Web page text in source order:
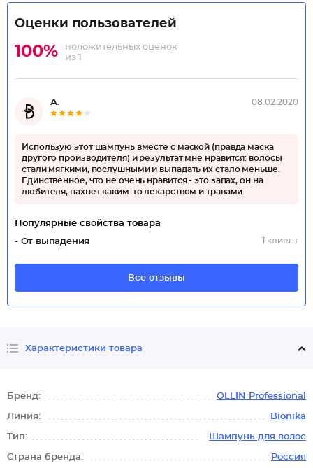
Оценки пользователей
100%
положительных оценок
из 1
А. 08.02.2020
Использую этот шампунь вместе с маской (правда маска
другого производителя) и результат мне нравится: волосы
стали мягкими, послушными и выпадать их стало меньше.
Единственное, что не очень нравится - это запах, он на
любителя, пахнет каким-то лекарством и травами.
Популярные свойства товара
- От выпадения
1 клиент
Все отзывы
Характеристики товара
Бренд: OLLIN Professional
Линия: Bionika
Тип: Шампунь для волос
Страна бренда: Россия